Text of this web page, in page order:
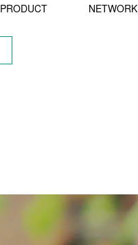
PRODUCT
NETWORK